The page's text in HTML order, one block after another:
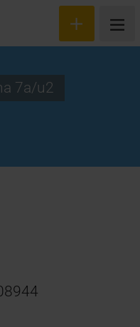
7a/u2